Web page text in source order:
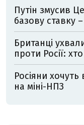
Путін змусив
базову ставку
Британці
проти Росії:
Росіяни
на міні-НПЗ